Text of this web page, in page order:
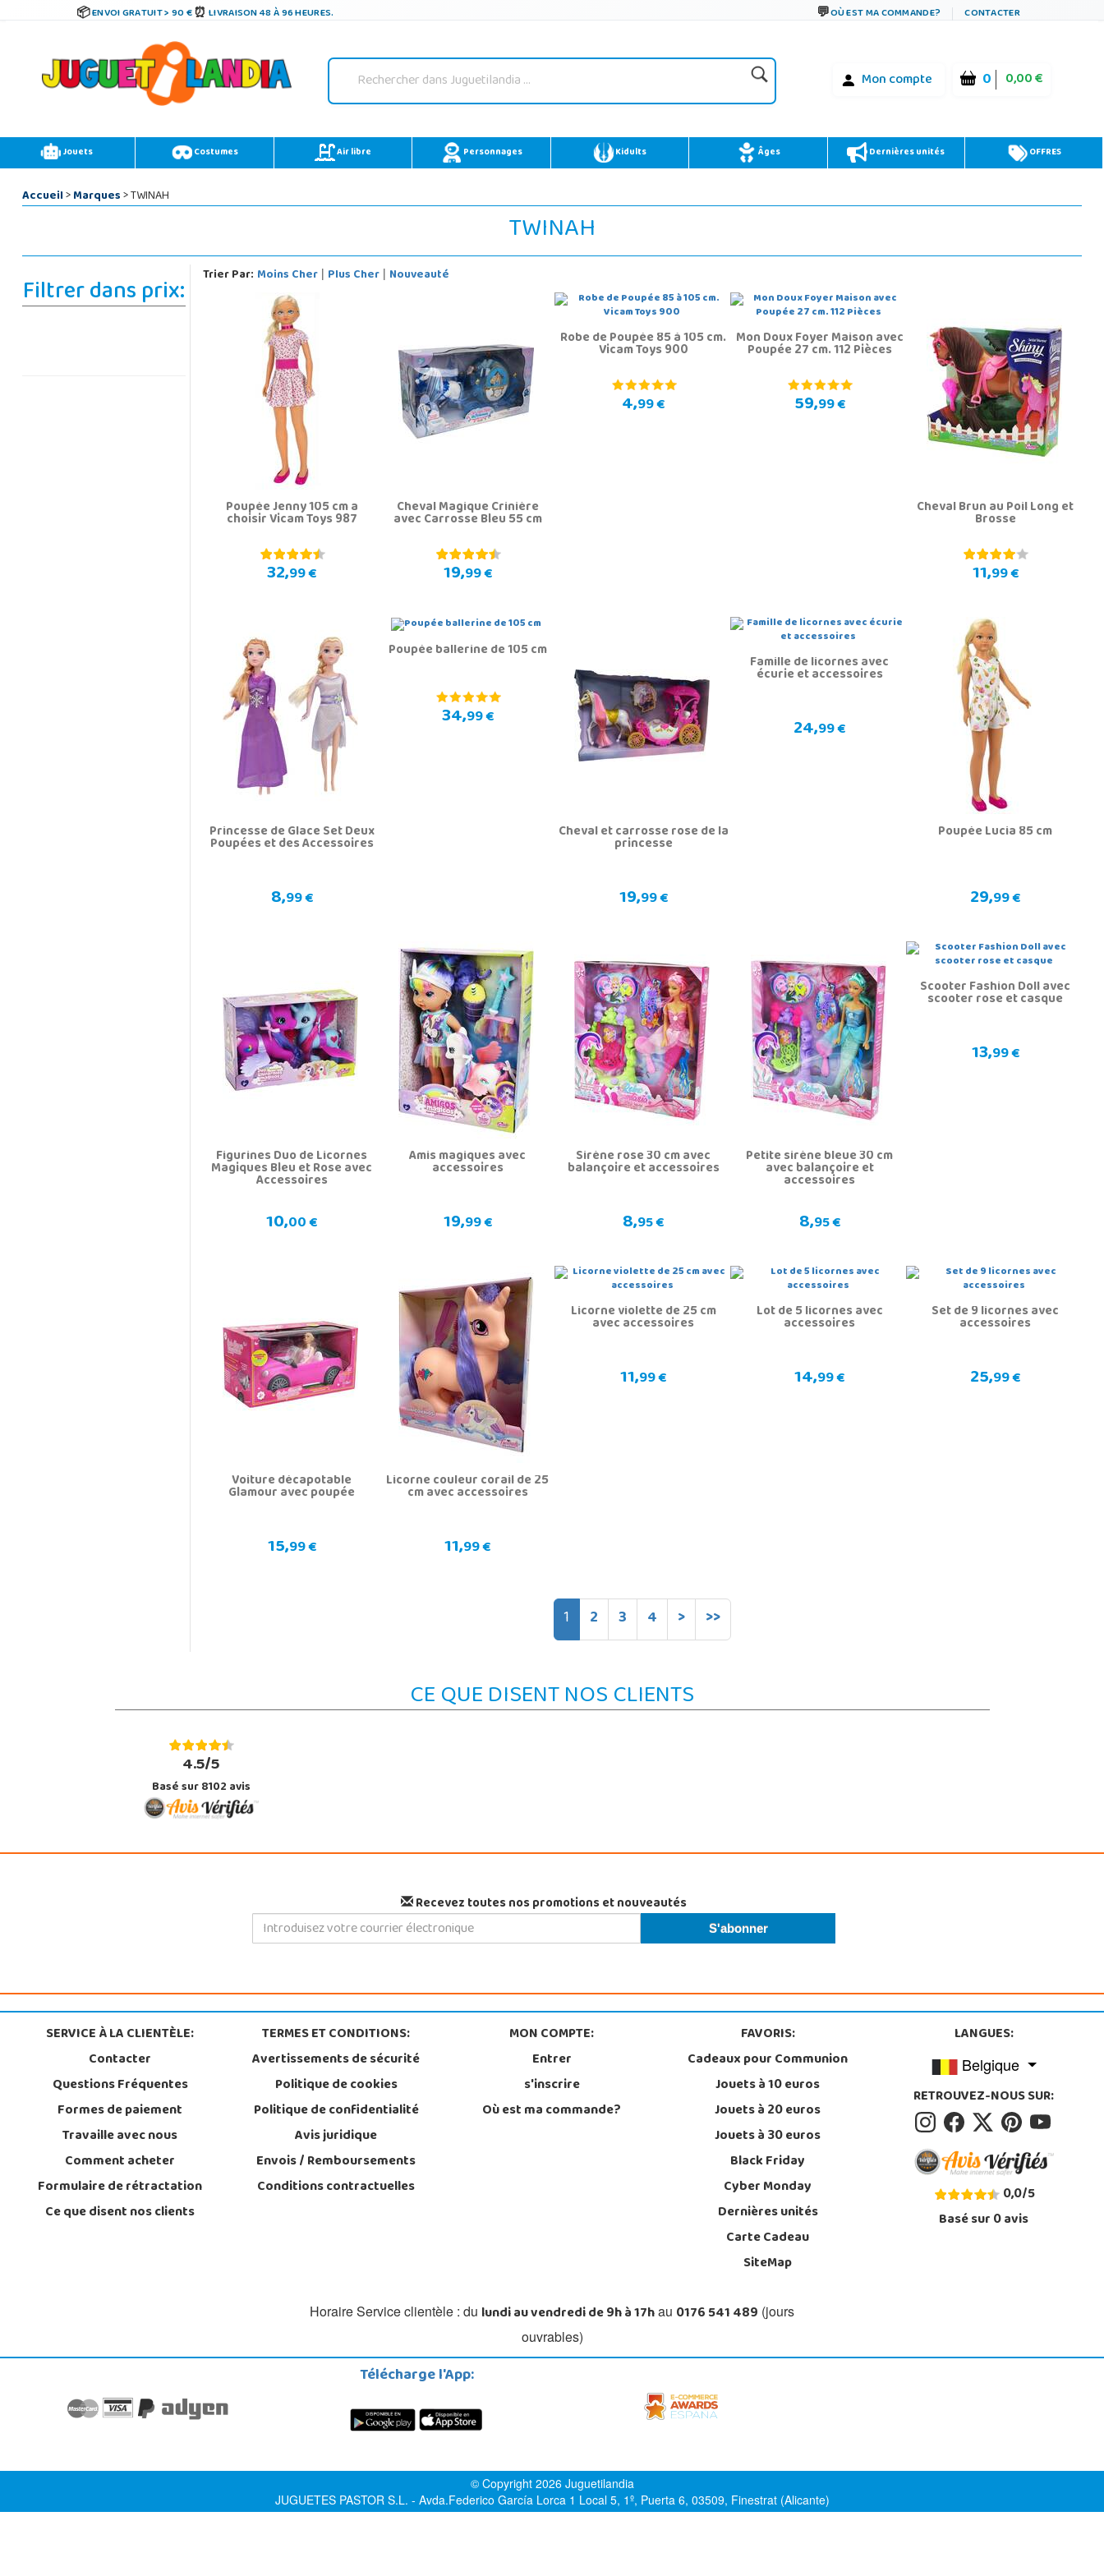
ENVOI GRATUIT > 90 € LIVRAISON 48 À 96 HEURES. OÙ EST MA COMMANDE? CONTACTER
Mon compte 0 0,00 €
Jouets Costumes Air libre Personnages Kidults Âges Dernières unités OFFRES
Accueil>Marques> TWINAH
TWINAH
Filtrer dans prix: Trier Par: Moins Cher| Plus Cher| Nouveauté
Poupée Jenny 105 cm a
choisir Vicam Toys 987
32,99 €
Cheval Magique Crinière
avec Carrosse Bleu 55 cm
19,99 €
Robe de Poupée 85 à 105 cm.
Vicam Toys 900
4,99 €
Mon Doux Foyer Maison avec
Poupée 27 cm. 112 Pièces
59,99 €
Cheval Brun au Poil Long et
Brosse
11,99 €
Princesse de Glace Set Deux
Poupées et des Accessoires
8,99 €
Poupée ballerine de 105 cm
34,99 €
Cheval et carrosse rose de la
princesse
19,99 €
Famille de licornes avec
écurie et accessoires
24,99 €
Poupée Lucia 85 cm
29,99 €
Figurines Duo de Licornes
Magiques Bleu et Rose avec
Accessoires
10,00 €
Amis magiques avec
accessoires
19,99 €
Sirène rose 30 cm avec
balançoire et accessoires
8,95 €
Petite sirène bleue 30 cm
avec balançoire et
accessoires
8,95 €
Scooter Fashion Doll avec
scooter rose et casque
13,99 €
Voiture décapotable
Glamour avec poupée
15,99 €
Licorne couleur corail de 25
cm avec accessoires
11,99 €
Licorne violette de 25 cm
avec accessoires
11,99 €
Lot de 5 licornes avec
accessoires
14,99 €
Set de 9 licornes avec
accessoires
25,99 €
1 2 3 4 > >>
CE QUE DISENT NOS CLIENTS
4.5/5
Basé sur 8102 avis
Recevez toutes nos promotions et nouveautés
SERVICE À LA CLIENTÈLE:
Contacter
Questions Fréquentes
Formes de paiement
Travaille avec nous
Comment acheter
Formulaire de rétractation
Ce que disent nos clients
TERMES ET CONDITIONS:
Avertissements de sécurité
Politique de cookies
Politique de confidentialité
Avis juridique
Envois / Remboursements
Conditions contractuelles
MON COMPTE:
Entrer
s'inscrire
Où est ma commande?
FAVORIS:
Cadeaux pour Communion
Jouets à 10 euros
Jouets à 20 euros
Jouets à 30 euros
Black Friday
Cyber Monday
Dernières unités
Carte Cadeau
SiteMap
LANGUES:
Belgique
RETROUVEZ-NOUS SUR:
0,0/5
Basé sur0avis
Horaire Service clientèle : du lundi au vendredi de 9h à 17hau 0176 541 489 (jours
ouvrables)
Télécharge l'App:
© Copyright 2026 Juguetilandia
JUGUETES PASTOR S.L. - Avda.Federico García Lorca 1 Local 5, 1º, Puerta 6, 03509, Finestrat (Alicante)